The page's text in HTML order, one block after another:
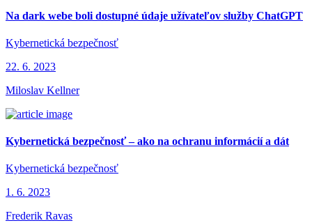
Na dark webe boli dostupné údaje užívateľov služby ChatGPT
Kybernetická bezpečnosť
22. 6. 2023
Miloslav Kellner
Kybernetická bezpečnosť – ako na ochranu informácií a dát
Kybernetická bezpečnosť
1. 6. 2023
Frederik Ravas